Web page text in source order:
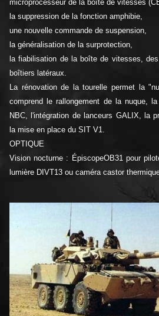
microprocesseur de la boîte de vitesses
la suppression de la fonction amphibie,
une nouvelle commande de suspension,
la généralisation de la surprotection,
la fiabilisation de la boîte de vitesses,
boîtiers latéraux.
La rénovation de la tourelle permet la
comprend le rallongement de la nuque,
NBC, l'intégration de lanceurs GALIX, la
la mise en place du SIT V1.
OPTIQUE
Vision nocturne : ÉpiscopeOB31 pour
lumière DIVT13 ou caméra castor